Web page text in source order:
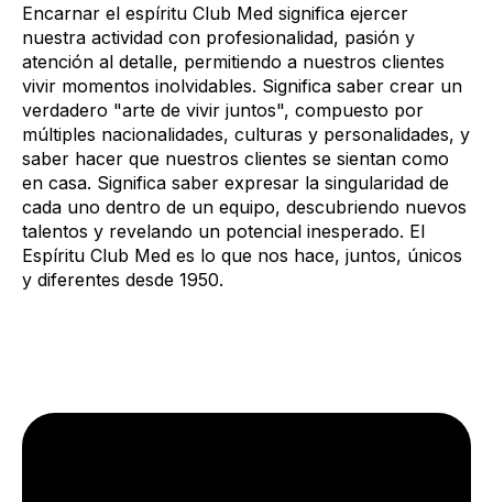
Encarnar el espíritu Club Med significa ejercer
nuestra actividad con profesionalidad, pasión y
atención al detalle, permitiendo a nuestros clientes
vivir momentos inolvidables. Significa saber crear un
verdadero "arte de vivir juntos", compuesto por
múltiples nacionalidades, culturas y personalidades, y
saber hacer que nuestros clientes se sientan como
en casa. Significa saber expresar la singularidad de
cada uno dentro de un equipo, descubriendo nuevos
talentos y revelando un potencial inesperado. El
Espíritu Club Med es lo que nos hace, juntos, únicos
y diferentes desde 1950.